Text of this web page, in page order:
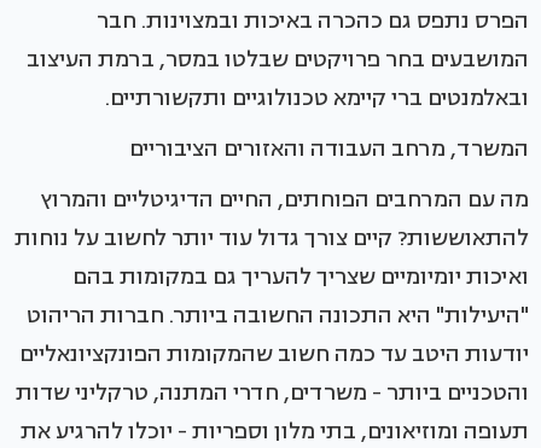
הפרס נתפס גם כהכרה באיכות ובמצוינות. חבר
המושבעים בחר פרויקטים שבלטו במסר, ברמת העיצוב
ובאלמנטים ברי קיימא טכנולוגיים ותקשורתיים.
המשרד, מרחב העבודה והאזורים הציבוריים
מה עם המרחבים הפוחתים, החיים הדיגיטליים והמרוץ
להתאוששות? קיים צורך גדול עוד יותר לחשוב על נוחות
ואיכות יומיומיים שצריך להעריך גם במקומות בהם
"היעילות" היא התכונה החשובה ביותר. חברות הריהוט
יודעות היטב עד כמה חשוב שהמקומות הפונקציונאליים
והטכניים ביותר - משרדים, חדרי המתנה, טרקליני שדות
תעופה ומוזיאונים, בתי מלון וספריות - יוכלו להרגיע את